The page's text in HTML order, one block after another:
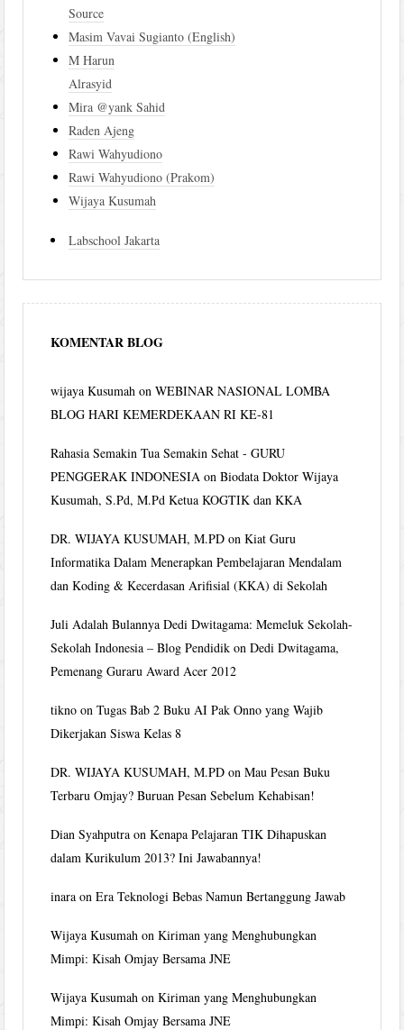
Source
Masim Vavai Sugianto (English)
M Harun
Alrasyid
Mira @yank Sahid
Raden Ajeng
Rawi Wahyudiono
Rawi Wahyudiono (Prakom)
Wijaya Kusumah
Labschool Jakarta
KOMENTAR BLOG
wijaya Kusumah onWEBINAR NASIONAL LOMBA
BLOG HARI KEMERDEKAAN RI KE-81
Rahasia Semakin Tua Semakin Sehat - GURU
PENGGERAK INDONESIA onBiodata Doktor Wijaya
Kusumah, S.Pd, M.Pd Ketua KOGTIK dan KKA
DR. WIJAYA KUSUMAH, M.PD onKiat Guru
Informatika Dalam Menerapkan Pembelajaran Mendalam
dan Koding & Kecerdasan Arifisial (KKA) di Sekolah
Juli Adalah Bulannya Dedi Dwitagama: Memeluk Sekolah-
Sekolah Indonesia – Blog Pendidik onDedi Dwitagama,
Pemenang Guraru Award Acer 2012
tikno onTugas Bab 2 Buku AI Pak Onno yang Wajib
Dikerjakan Siswa Kelas 8
DR. WIJAYA KUSUMAH, M.PD onMau Pesan Buku
Terbaru Omjay? Buruan Pesan Sebelum Kehabisan!
Dian Syahputra onKenapa Pelajaran TIK Dihapuskan
dalam Kurikulum 2013? Ini Jawabannya!
inara onEra Teknologi Bebas Namun Bertanggung Jawab
Wijaya Kusumah onKiriman yang Menghubungkan
Mimpi: Kisah Omjay Bersama JNE
Wijaya Kusumah onKiriman yang Menghubungkan
Mimpi: Kisah Omjay Bersama JNE